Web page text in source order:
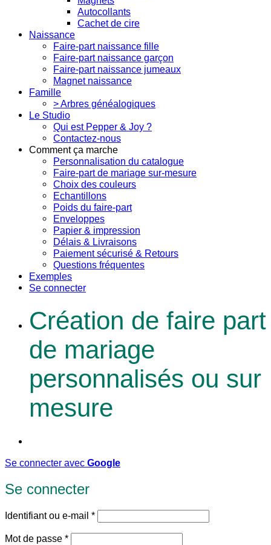
Autocollants
Cachet de cire
Naissance
Faire-part naissance fille
Faire-part naissance garçon
Faire-part naissance jumeaux
Magnet naissance
Famille
> Arbres généalogiques
Le Studio
Qui est Pepper & Joy ?
Contactez-nous
Comment ça marche
Personnalisation du catalogue
Faire-part de mariage sur-mesure
Choix des couleurs
Echantillons
Poids du faire-part
Enveloppes
Papier & impression
Délais & Livraisons
Paiement sécurisé & Retours
Questions fréquentes
Exemples
Se connecter
Création de faire part
de mariage
personnalisés ou sur
mesure
Se connecter avec Google
Se connecter
Identifiant ou e-mail *Obligatoire
Mot de passe *Obligatoire